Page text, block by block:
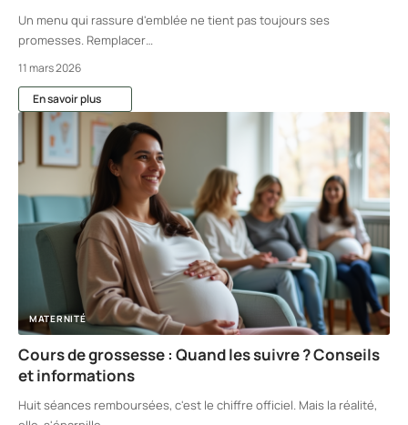
Un menu qui rassure d'emblée ne tient pas toujours ses
promesses. Remplacer
11 mars 2026
En savoir plus
MATERNITÉ
Cours de grossesse : Quand les suivre ? Conseils
et informations
Huit séances remboursées, c'est le chiffre officiel. Mais la réalité,